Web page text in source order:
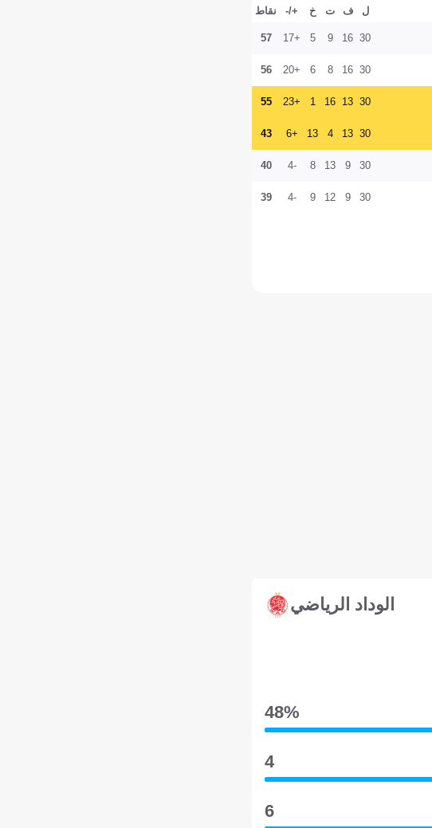
ل ف ت خ +/- نقاط
30
16
9
5
+17
57
30
16
8
6
+20
56
30
13
16
1
+23
55
30
13
4
13
+6
43
30
9
13
8
-4
40
30
9
12
9
-4
39
الوداد الرياضي
48‎%‎
4
6